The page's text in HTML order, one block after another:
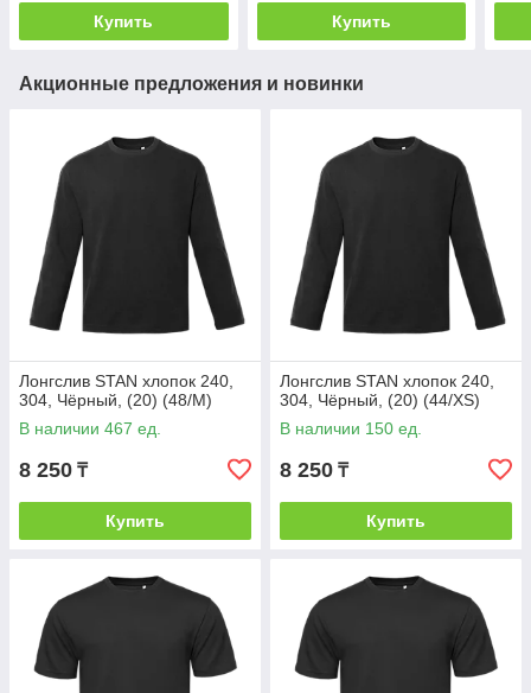
Купить Купить
Акционные предложения и новинки
Лонгслив STAN хлопок 240,
304, Чёрный, (20) (48/M)
В наличии 467 ед.
8 250 ₸
Купить
Лонгслив STAN хлопок 240,
304, Чёрный, (20) (44/XS)
В наличии 150 ед.
8 250 ₸
Купить